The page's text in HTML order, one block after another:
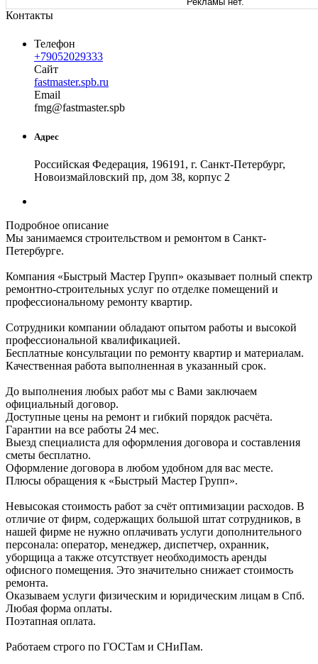
Контакты
Телефон
+79052029333
Сайт
fastmaster.spb.ru
Email
fmg@fastmaster.spb
Адрес
Российская Федерация, 196191, г. Санкт-Петербург,
Новоизмайловский пр, дом 38, корпус 2
Подробное описание
Мы занимаемся строительством и ремонтом в Санкт-
Петербурге.
Компания «Быстрый Мастер Групп» оказывает полный спектр
ремонтно-строительных услуг по отделке помещений и
профессиональному ремонту квартир.
Сотрудники компании обладают опытом работы и высокой
профессиональной квалификацией.
Бесплатные консультации по ремонту квартир и материалам.
Качественная работа выполненная в указанный срок.
До выполнения любых работ мы с Вами заключаем
официальный договор.
Доступные цены на ремонт и гибкий порядок расчёта.
Гарантии на все работы 24 мес.
Выезд специалиста для оформления договора и составления
сметы бесплатно.
Оформление договора в любом удобном для вас месте.
Плюсы обращения к «Быстрый Мастер Групп».
Невысокая стоимость работ за счёт оптимизации расходов. В
отличие от фирм, содержащих большой штат сотрудников, в
нашей фирме не нужно оплачивать услуги дополнительного
персонала: оператор, менеджер, диспетчер, охранник,
уборщица а также отсутствует необходимость аренды
офисного помещения. Это значительно снижает стоимость
ремонта.
Оказываем услуги физическим и юридическим лицам в Спб.
Любая форма оплаты.
Поэтапная оплата.
Работаем строго по ГОСТам и СНиПам.